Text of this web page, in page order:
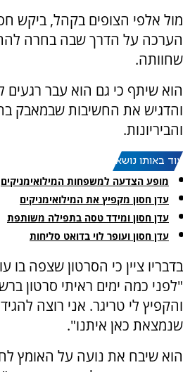
מול אלפי הצופים בקהל, ביקש
הערכה על הדרך שבה בחרה
שחוותה.
הוא שיתף כי גם הוא עבר רגעים
והדגיש את החשיבות שבמאבק
והביריונות.
עוד באותו נושא:
מופע הצדעה למשפחות המילואימניקים
עדן חסון מקפיץ את המילואימניקים
עדן חסון ומידד טסה בתפילה משותפת
עדן חסון ועופר לוי בדואט סליחות
בדבריו ציין כי הסרטון שצפה בו
"לפני כמה ימים ראיתי סרטון
והקפיץ לי טריגר. אני רוצה
שנמצאת כאן איתנו".
הוא שיבח את נועה על האומץ